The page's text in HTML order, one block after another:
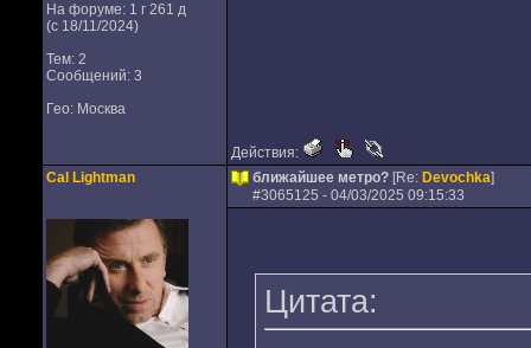
На форуме: 1 г 261 д
(с 18/11/2024)
Тем: 2
Сообщений: 3
Гео: Москва
Действия:
Cal Lightman
ближайшее метро? [Re: Devochka]
#3065125 - 04/03/2025 09:15:33
Цитата: